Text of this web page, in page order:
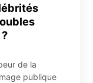
de la
publique